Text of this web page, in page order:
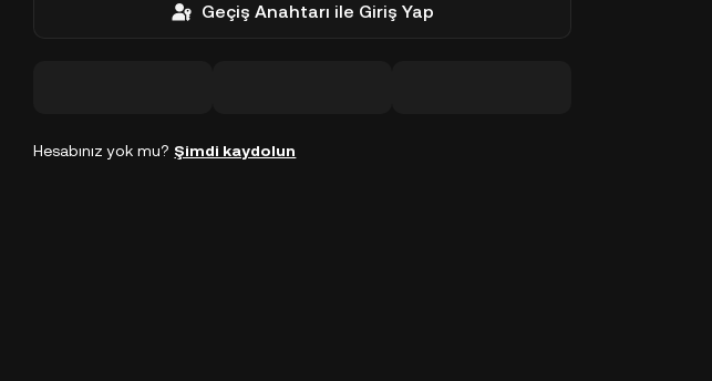
Geçiş Anahtarı ile Giriş Yap
Hesabınız yok mu? Şimdi kaydolun